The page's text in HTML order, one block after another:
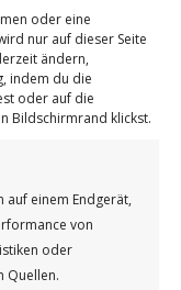
oder eine
nur auf dieser Seite
ändern,
indem du die
oder auf die
Bildschirmrand klickst.
einem Endgerät,
von
oder
Quellen.